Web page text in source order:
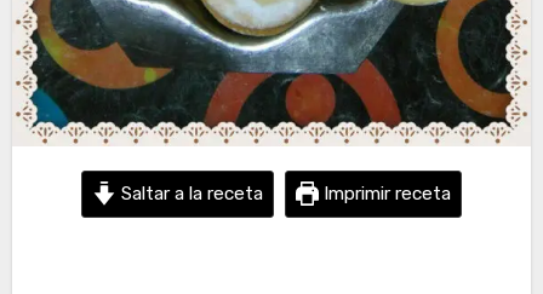
Saltar a la receta Imprimir receta